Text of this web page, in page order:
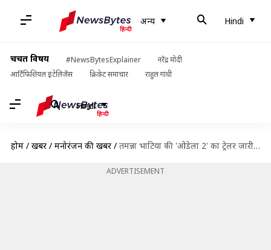
अन्य Hindi
चर्चित विषय #NewsBytesExplainer
नरेंद्र मोदी
आर्टिफिशियल इंटेलिजेंस
क्रिकेट समाचार राहुल गांधी
Hindi
होम / खबरें / मनोरंजन की खबरें / तमन्ना भाटिया की 'ओडेला 2' का ट्रेलर जारी, जानिए दर्शकों के बीच कब आएगी फिल्म
ADVERTISEMENT